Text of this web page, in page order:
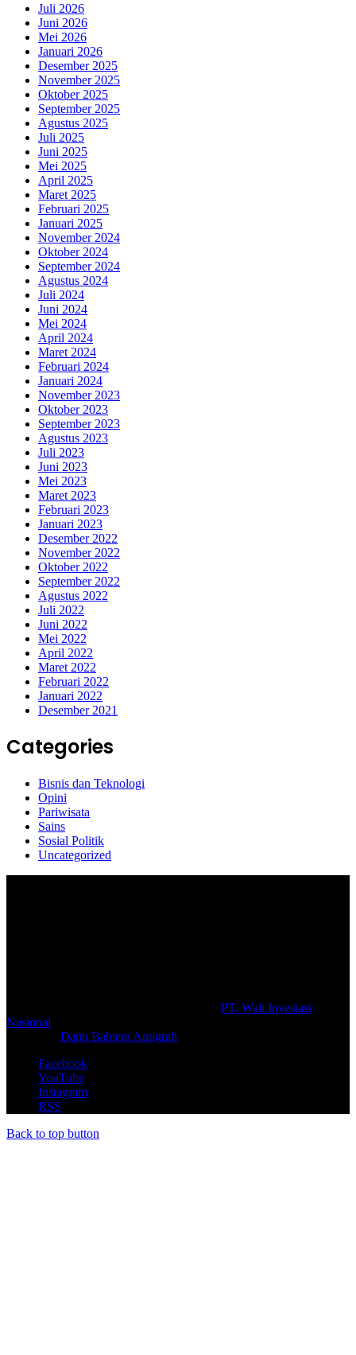
Juli 2026
Juni 2026
Mei 2026
Januari 2026
Desember 2025
November 2025
Oktober 2025
September 2025
Agustus 2025
Juli 2025
Juni 2025
Mei 2025
April 2025
Maret 2025
Februari 2025
Januari 2025
November 2024
Oktober 2024
September 2024
Agustus 2024
Juli 2024
Juni 2024
Mei 2024
April 2024
Maret 2024
Februari 2024
Januari 2024
November 2023
Oktober 2023
September 2023
Agustus 2023
Juli 2023
Juni 2023
Mei 2023
Maret 2023
Februari 2023
Januari 2023
Desember 2022
November 2022
Oktober 2022
September 2022
Agustus 2022
Juli 2022
Juni 2022
Mei 2022
April 2022
Maret 2022
Februari 2022
Januari 2022
Desember 2021
Categories
Bisnis dan Teknologi
Opini
Pariwisata
Sains
Sosial Politik
Uncategorized
PT. Wali Investasi
Nasional
Danu Bahtera Anugrah
Facebook
YouTube
Instagram
RSS
Back to top button